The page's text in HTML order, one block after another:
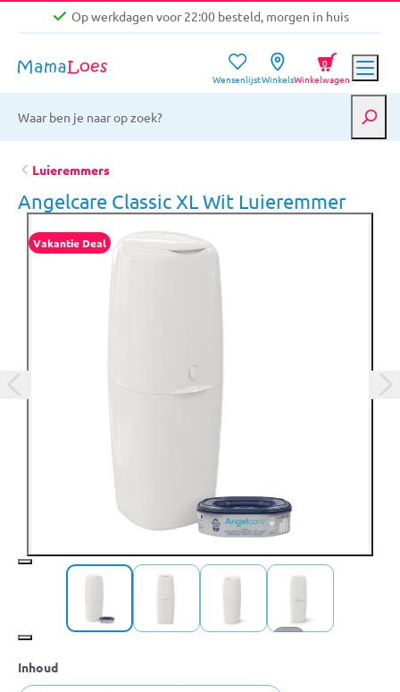
Op werkdagen voor 22:00 besteld, morgen in huis
Gratis verzending vanaf €39,-
Op werkdagen voor 22:00 besteld, morgen in huis
WensenlijstWinkelsWinkelwagen
0
Luieremmers
Angelcare Classic XL Wit Luieremmer
Vakantie Deal
+10
Inhoud